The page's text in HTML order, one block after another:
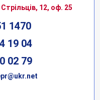
12, оф. 25
1470
19 04
02 79